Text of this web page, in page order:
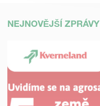
NEJNOVĚJŠÍ ZPRÁVY